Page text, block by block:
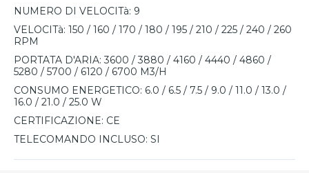
NUMERO DI VELOCITà: 9
VELOCITà: 150 / 160 / 170 / 180 / 195 / 210 / 225 / 240 / 260
RPM
PORTATA D'ARIA: 3600 / 3880 / 4160 / 4440 / 4860 /
5280 / 5700 / 6120 / 6700 M3/H
CONSUMO ENERGETICO: 6.0 / 6.5 / 7.5 / 9.0 / 11.0 / 13.0 /
16.0 / 21.0 / 25.0 W
CERTIFICAZIONE: CE
TELECOMANDO INCLUSO: SI